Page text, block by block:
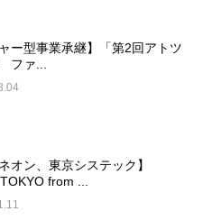
ャー型事業承継】「第2回アトツ
ファ...
オン、東京システック】
from ...